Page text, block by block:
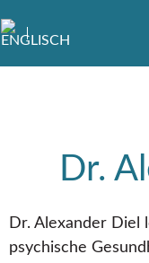
Dr.
Dr. Alexander Diel
psychische